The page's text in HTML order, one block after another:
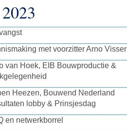
met voorzitter Arno Visser
van Hoek, EIB Bouwproductie &
Heezen, Bouwend Nederland
lobby & Prinsjesdag
en netwerkborrel